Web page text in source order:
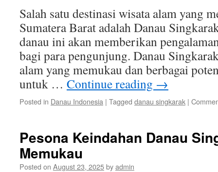
Salah satu destinasi wisata alam yang
Sumatera Barat adalah Danau
danau ini akan memberikan
bagi para pengunjung. Danau
alam yang memukau dan berbagai
untuk … Continue reading →
Posted in Danau Indonesia | Tagged danau singkarak |
Pesona Keindahan Danau
Memukau
Posted on August 23, 2025byadmin